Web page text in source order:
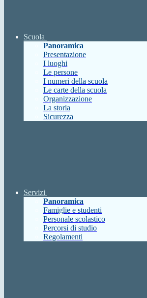
Scuola
Panoramica
Presentazione
I luoghi
Le persone
I numeri della scuola
Le carte della scuola
Organizzazione
La storia
Sicurezza
Servizi
Panoramica
Famiglie e studenti
Personale scolastico
Percorsi di studio
Regolamenti